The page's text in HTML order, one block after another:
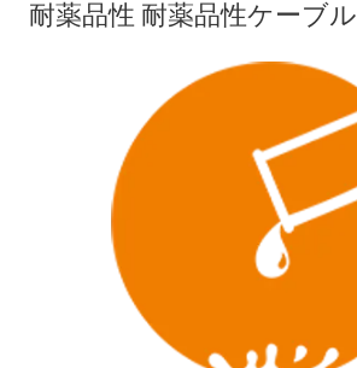
耐薬品性 耐薬品性ケーブル